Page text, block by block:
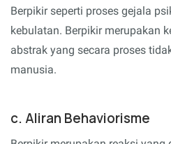
Berpikir seperti proses gejala
kebulatan. Berpikir merupakan
abstrak yang secara proses
manusia.
c. Aliran Behaviorisme